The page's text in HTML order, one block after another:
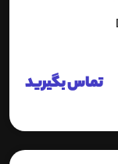
تماس بگیرید